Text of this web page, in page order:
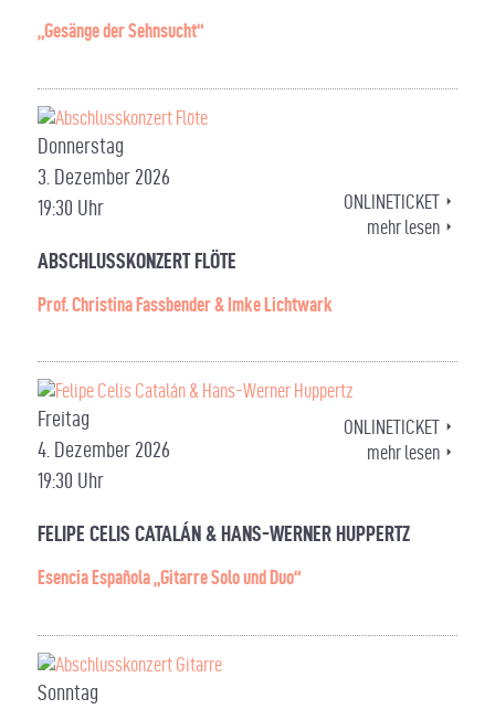
„Gesänge der Sehnsucht“
Donnerstag
3. Dezember 2026
19:30 Uhr
ABSCHLUSSKONZERT FLÖTE
Prof. Christina Fassbender & Imke Lichtwark
ONLINETICKET
mehr lesen
Freitag
4. Dezember 2026
19:30 Uhr
FELIPE CELIS CATALÁN & HANS-WERNER HUPPERTZ
Esencia Española „Gitarre Solo und Duo“
ONLINETICKET
mehr lesen
Sonntag